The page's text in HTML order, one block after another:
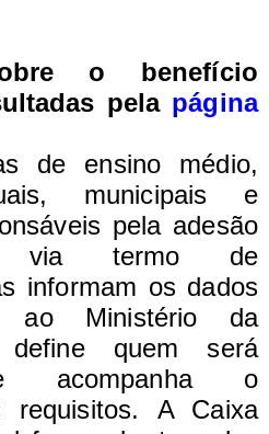
o benefício
pela página
de ensino médio,
municipais e
pela adesão
via termo de
informam os dados
ao Ministério da
define quem será
acompanha o
requisitos. A Caixa